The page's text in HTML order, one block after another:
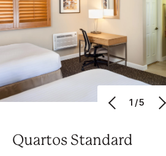
1/5
Quartos Standard